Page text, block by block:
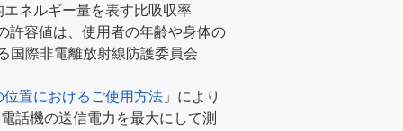
ネルギー量を表す比吸収率
許容値は、使用者の年齢や身体の
国際非電離放射線防護委員会
位置におけるご使用方法 」により
話機の送信電力を最大にして測